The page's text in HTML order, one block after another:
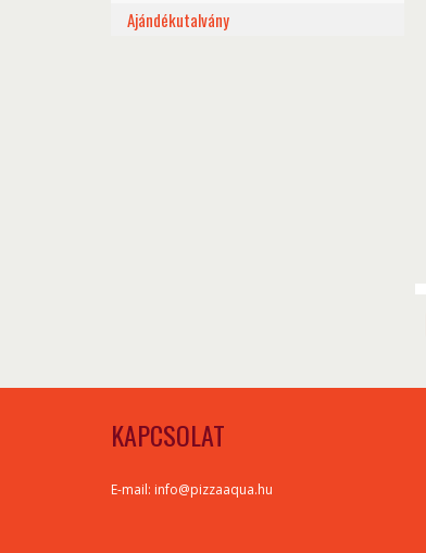
Ajándékutalvány
KAPCSOLAT
E-mail: info@pizzaaqua.hu